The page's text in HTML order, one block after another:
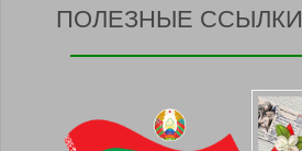
ПОЛЕЗНЫЕ ССЫЛКИ